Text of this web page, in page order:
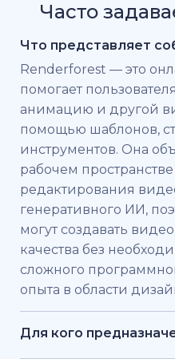
Часто
Что представляет
Renderforest — это
помогает
анимацию и другой
помощью шаблонов,
инструментов. Она
рабочем
редактирования
генеративного ИИ,
могут создавать
качества без
сложного
опыта в области
Для кого